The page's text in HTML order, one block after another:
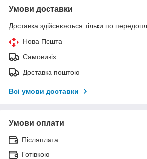
Умови доставки
Доставка здійснюється тільки по
Нова Пошта
Самовивіз
Доставка поштою
Всі умови доставки
Умови оплати
Післяплата
Готівкою